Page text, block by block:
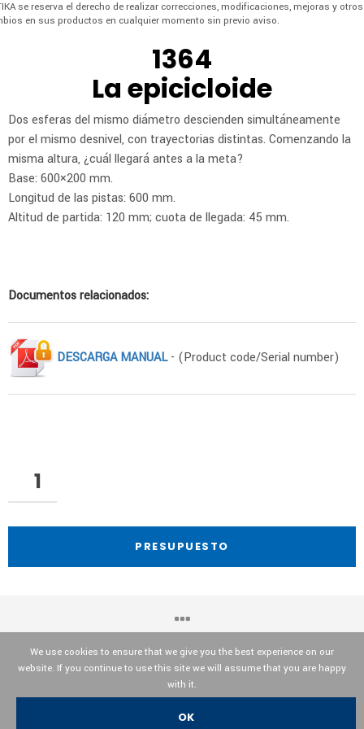
se reserva el derecho de realizar correcciones, modificaciones, mejoras y otros
en sus productos en cualquier momento sin previo aviso.
1364
La epicicloide
Dos esferas del mismo diámetro descienden simultáneamente
por el mismo desnivel, con trayectorias distintas. Comenzando la
misma altura, ¿cuál llegará antes a la meta?
Base: 600×200 mm.
Longitud de las pistas: 600 mm.
Altitud de partida: 120 mm; cuota de llegada: 45 mm.
Documentos relacionados:
DESCARGA MANUAL- (Product code/Serial number)
PRESUPUESTO
OPTIKA© Srl
We use cookies to ensure that we give you the best experience on our
website. If you continue to use this site we will assume that you are happy
with it.
OK